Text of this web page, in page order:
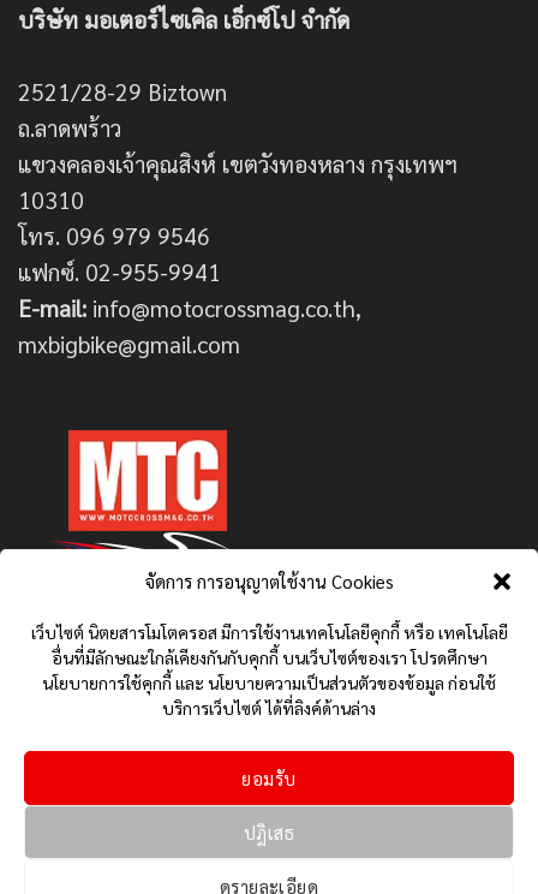
จัดการ การอนุญาตใช้งาน Cookies
เว็บไซต์ นิตยสารโมโตครอส มีการใช้งานเทคโนโลยีคุกกี้ หรือ เทคโนโลยี
อื่นที่มีลักษณะใกล้เคียงกันกับคุกกี้ บนเว็บไซต์ของเรา โปรดศึกษา
นโยบายการใช้คุกกี้ และ นโยบายความเป็นส่วนตัวของข้อมูล ก่อนใช้
บริการเว็บไซต์ ได้ที่ลิงค์ด้านล่าง
ยอมรับ
ปฏิเสธ
ดูรายละเอียด
บริษัท มอเตอร์ไซเคิล เอ็กซ์โป จำกัด
2521/28-29 Biztown
ถ.ลาดพร้าว
แขวงคลองเจ้าคุณสิงห์ เขตวังทองหลาง กรุงเทพฯ
10310
โทร. 096 979 9546
แฟกซ์. 02-955-9941
E-mail: info@motocrossmag.co.th,
mxbigbike@gmail.com
นโยบายการใช้คุกกี้ (COOKIES POLICY)
นโยบายความเป็นส่วนตัวของข้อมูล (PRIVACY POLICY)
YAMAHA NEWS
สเปครถ ราคา และจุดเด่นต่าง ๆ